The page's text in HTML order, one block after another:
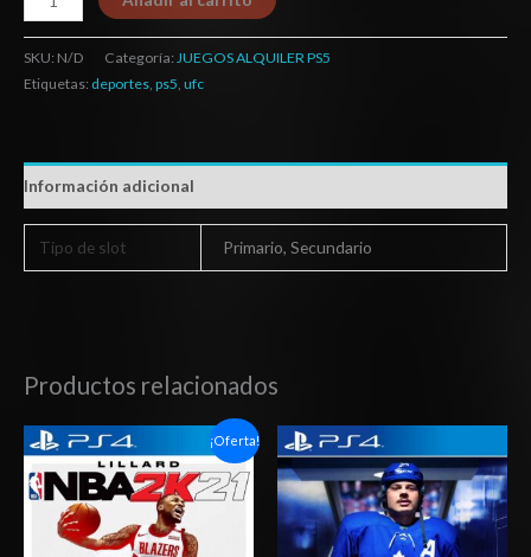
SKU: N/D Categoría: JUEGOS ALQUILER PS5
Etiquetas: deportes, ps5, ufc
Información adicional
Tipo de slot Primario, Secundario
Productos relacionados
¡Oferta!
Rango
de
precios:
desde
$15.03
hasta
$25.03
Rango
de
precios:
desde
$27.03
hasta
$42.03